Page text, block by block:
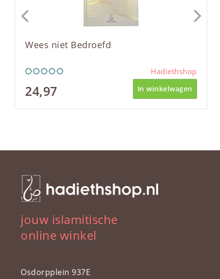
Wees niet Bedroefd
Hadiethshop
24,97 In winkelwagen
jouw islamitische
online winkel
Osdorpplein 937E